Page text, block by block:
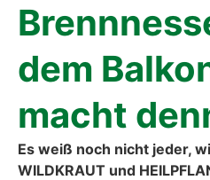
dem
macht
Es weiß noch nicht jeder,
WILDKRAUT und